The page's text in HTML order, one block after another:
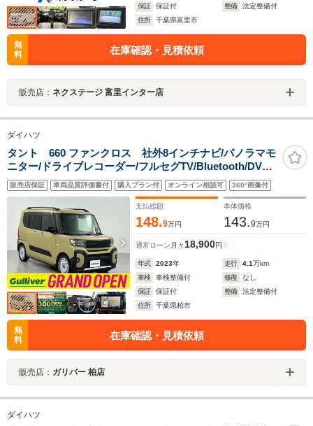
保証
保証付 整備
法定整備付
住所
千葉県富里市
無
料
在庫確認・見積依頼
販売店： ネクステージ 富里インター店
ダイハツ
タント 660 ファンクロス 社外8インチナビ/パノラマモ
ニター/ドライブレコーダー/フルセグTV/Bluetooth/DVD/
スマートアシスト/両側パワースライドドア/シートヒータ
ー/ETC/LEDヘッドライト/フォグランプ/社外15インチ
AW/禁煙車
販売店保証 車両品質評価書付 購入プラン付 オンライン相談可 360°画像付
支払総額
148.9万円
本体価格
143.9万円
通常ローン 月々18,900円
年式 2023年 走行 4.1万km
車検
車検整備付 修復
なし
保証
保証付 整備
法定整備付
住所
千葉県柏市
無
料
在庫確認・見積依頼
販売店： ガリバー 柏店
ダイハツ